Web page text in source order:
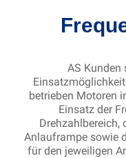
AS Kunden
betrieben Motoren
Einsatz der
Drehzahlbereich,
Anlauframpe sowie
für den jeweiligen